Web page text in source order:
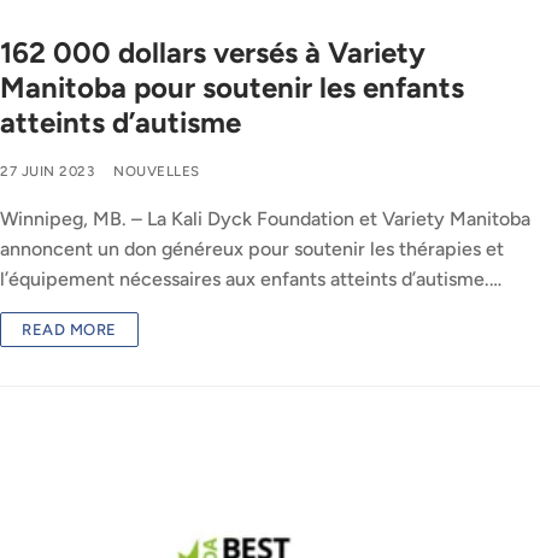
162 000 dollars versés à Variety
Manitoba pour soutenir les enfants
atteints d’autisme
27 JUIN 2023 NOUVELLES
Winnipeg, MB. – La Kali Dyck Foundation et Variety Manitoba
annoncent un don généreux pour soutenir les thérapies et
l’équipement nécessaires aux enfants atteints d’autisme.…
READ MORE